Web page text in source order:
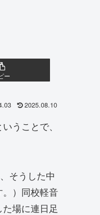
ー
2025.08.10
うことで、
そうした中
）同校軽音
場に連日足